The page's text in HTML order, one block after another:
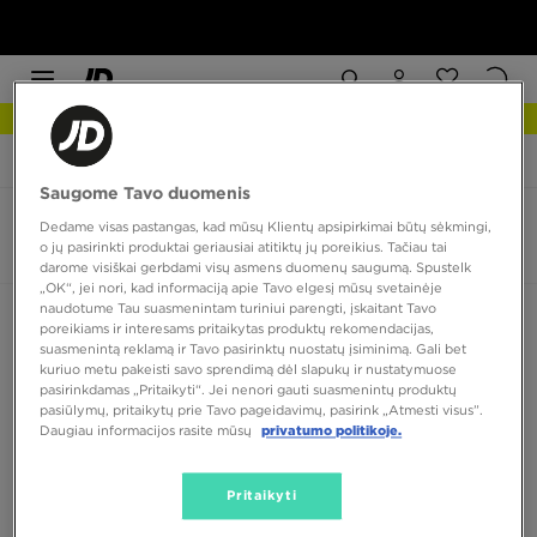
JD Sports On Cloud 6 Push
On Cloud 6 Push
0 produktų
Rūšiuoti:Rekomenduojama Filtruoti
Nėra produktų, kuriuos būtų galima parodyti
Saugome Tavo duomenis
Dedame visas pastangas, kad mūsų Klientų apsipirkimai būtų sėkmingi,
o jų pasirinkti produktai geriausiai atitiktų jų poreikius. Tačiau tai
darome visiškai gerbdami visų asmens duomenų saugumą. Spustelk
„OK“, jei nori, kad informaciją apie Tavo elgesį mūsų svetainėje
naudotume Tau suasmenintam turiniui parengti, įskaitant Tavo
poreikiams ir interesams pritaikytas produktų rekomendacijas,
suasmenintą reklamą ir Tavo pasirinktų nuostatų įsiminimą. Gali bet
kuriuo metu pakeisti savo sprendimą dėl slapukų ir nustatymuose
pasirinkdamas „Pritaikyti“. Jei nenori gauti suasmenintų produktų
pasiūlymų, pritaikytų prie Tavo pageidavimų, pasirink „Atmesti visus”.
Daugiau informacijos rasite mūsų
privatumo politikoje.
Pritaikyti